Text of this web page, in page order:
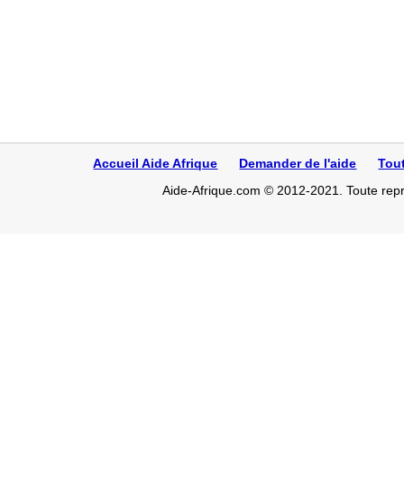
Accueil Aide Afrique Demander de l'aide
Aide-Afrique.com © 2012-2021. Toute